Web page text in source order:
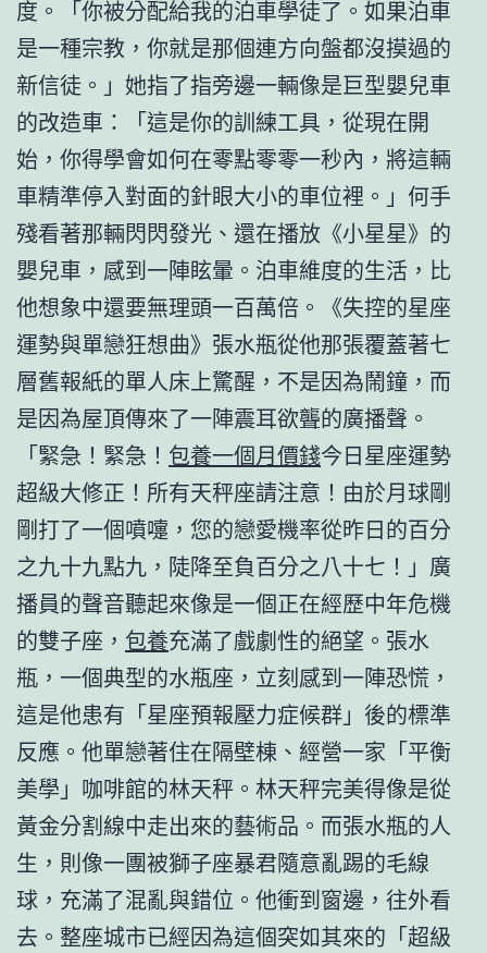
度。「你被分配給我的泊車學徒了。如果泊車
是一種宗教，你就是那個連方向盤都沒摸過的
新信徒。」她指了指旁邊一輛像是巨型嬰兒車
的改造車：「這是你的訓練工具，從現在開
始，你得學會如何在零點零零一秒內，將這輛
車精準停入對面的針眼大小的車位裡。」何手
殘看著那輛閃閃發光、還在播放《小星星》的
嬰兒車，感到一陣眩暈。泊車維度的生活，比
他想象中還要無理頭一百萬倍。《失控的星座
運勢與單戀狂想曲》張水瓶從他那張覆蓋著七
層舊報紙的單人床上驚醒，不是因為鬧鐘，而
是因為屋頂傳來了一陣震耳欲聾的廣播聲。
「緊急！緊急！ 包養一個月價錢今日星座運勢
超級大修正！所有天秤座請注意！由於月球剛
剛打了一個噴嚏，您的戀愛機率從昨日的百分
之九十九點九，陡降至負百分之八十七！」廣
播員的聲音聽起來像是一個正在經歷中年危機
的雙子座， 包養充滿了戲劇性的絕望。張水
瓶，一個典型的水瓶座，立刻感到一陣恐慌，
這是他患有「星座預報壓力症候群」後的標準
反應。他單戀著住在隔壁棟、經營一家「平衡
美學」咖啡館的林天秤。林天秤完美得像是從
黃金分割線中走出來的藝術品。而張水瓶的人
生，則像一團被獅子座暴君隨意亂踢的毛線
球，充滿了混亂與錯位。他衝到窗邊，往外看
去。整座城市已經因為這個突如其來的「超級